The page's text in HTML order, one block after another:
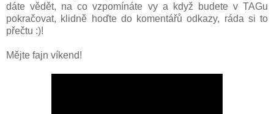
dáte vědět, na co vzpomínáte vy a když budete v TAGu
pokračovat, klidně hoďte do komentářů odkazy, ráda si to
přečtu :)!
Mějte fajn víkend!